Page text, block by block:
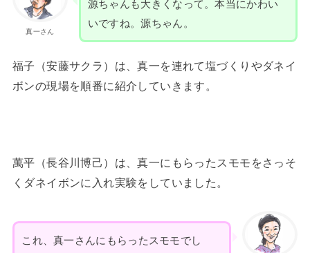
真一さん
源ちゃんも大きくなって。本当にかわい
いですね。源ちゃん。
福子（安藤サクラ）は、真一を連れて塩づくりやダネイ
ボンの現場を順番に紹介していきます。
萬平（長谷川博己）は、真一にもらったスモモをさっそ
くダネイボンに入れ実験をしていました。
これ、真一さんにもらったスモモでし